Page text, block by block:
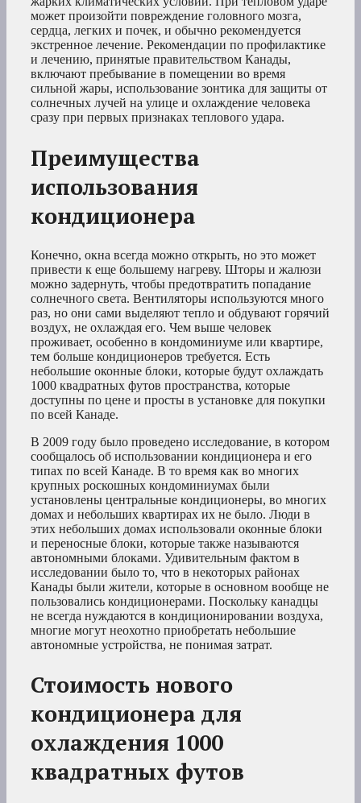
может произойти повреждение головного мозга,
сердца, легких и почек, и обычно рекомендуется
экстренное лечение. Рекомендации по профилактике
и лечению, принятые правительством Канады,
включают пребывание в помещении во время
сильной жары, использование зонтика для защиты от
солнечных лучей на улице и охлаждение человека
сразу при первых признаках теплового удара.
Преимущества
использования
кондиционера
Конечно, окна всегда можно открыть, но это может
привести к еще большему нагреву. Шторы и жалюзи
можно задернуть, чтобы предотвратить попадание
солнечного света. Вентиляторы используются много
раз, но они сами выделяют тепло и обдувают горячий
воздух, не охлаждая его. Чем выше человек
проживает, особенно в кондоминиуме или квартире,
тем больше кондиционеров требуется. Есть
небольшие оконные блоки, которые будут охлаждать
1000 квадратных футов пространства, которые
доступны по цене и просты в установке для покупки
по всей Канаде.
В 2009 году было проведено исследование, в котором
сообщалось об использовании кондиционера и его
типах по всей Канаде. В то время как во многих
крупных роскошных кондоминиумах были
установлены центральные кондиционеры, во многих
домах и небольших квартирах их не было. Люди в
этих небольших домах использовали оконные блоки
и переносные блоки, которые также называются
автономными блоками. Удивительным фактом в
исследовании было то, что в некоторых районах
Канады были жители, которые в основном вообще не
пользовались кондиционерами. Поскольку канадцы
не всегда нуждаются в кондиционировании воздуха,
многие могут неохотно приобретать небольшие
автономные устройства, не понимая затрат.
Стоимость нового
кондиционера для
охлаждения 1000
квадратных футов